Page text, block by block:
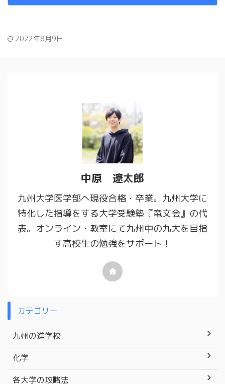
2022年8月9日
中原 遼太郎
九州大学医学部へ現役合格・卒業。九州大学に
特化した指導をする大学受験塾『竜文会』の代
表。オンライン・教室にて九州中の九大を目指
す高校生の勉強をサポート！
カテゴリー
九州の進学校
化学
各大学の攻略法